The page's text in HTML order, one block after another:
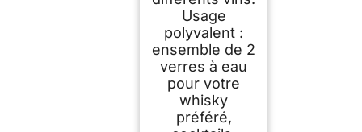
Usage
polyvalent :
ensemble de 2
verres à eau
pour votre
whisky
préféré,